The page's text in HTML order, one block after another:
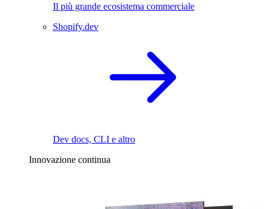
Il più grande ecosistema commerciale
Shopify.dev
Dev docs, CLI e altro
Innovazione continua